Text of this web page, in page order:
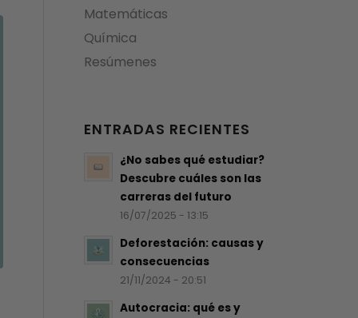
Matemáticas
Química
Resúmenes
ENTRADAS RECIENTES
¿No sabes qué estudiar?
Descubre cuáles son las
carreras del futuro
16/07/2025 - 13:15
Deforestación: causas y
consecuencias
21/11/2024 - 20:51
Autocracia: qué es y